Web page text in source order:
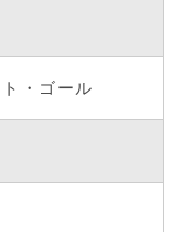
・ゴール